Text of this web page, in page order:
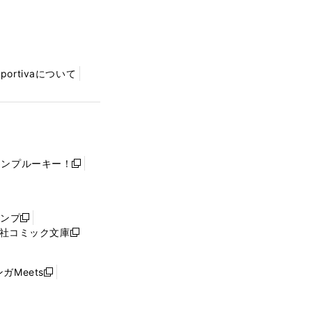
について
プルーキー！
新
ン
プ
新
し
ィ
コミック文庫
新
ガMeets
新